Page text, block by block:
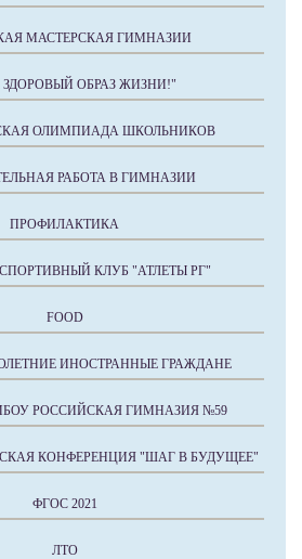
МАСТЕРСКАЯ ГИМНАЗИИ
ОБРАЗ ЖИЗНИ!"
ОЛИМПИАДА ШКОЛЬНИКОВ
РАБОТА В ГИМНАЗИИ
ПРОФИЛАКТИКА
КЛУБ "АТЛЕТЫ РГ"
FOOD
ИНОСТРАННЫЕ ГРАЖДАНЕ
РОССИЙСКАЯ ГИМНАЗИЯ №59
КОНФЕРЕНЦИЯ "ШАГ В БУДУЩЕЕ"
ФГОС 2021
ЛТО